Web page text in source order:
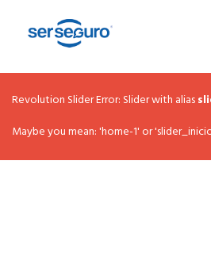
Revolution Slider Error: Slider with alias
Maybe you mean: 'home-1' or